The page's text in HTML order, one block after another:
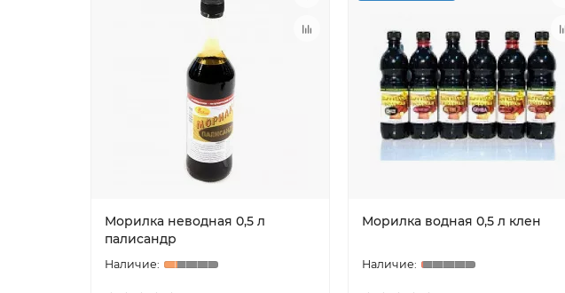
Морилка неводная 0,5 л
палисандр
Морилка водная 0,5 л клен